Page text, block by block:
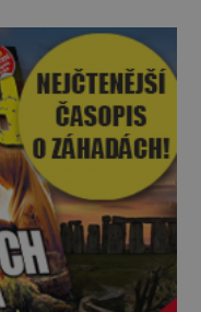
Anglie a ani